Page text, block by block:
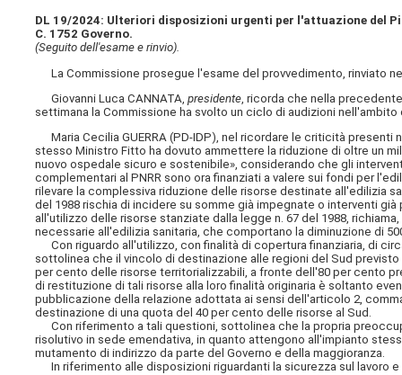
DL 19/2024: Ulteriori disposizioni urgenti per l'attuazione del
C. 1752 Governo.
(Seguito dell'esame e rinvio).
La Commissione prosegue l'esame del provvedimento, rinviato
Giovanni Luca CANNATA,presidente , ricorda che nella
settimana la Commissione ha svolto un ciclo di audizioni
Maria Cecilia GUERRA (PD-IDP), nel ricordare le criticità
stesso Ministro Fitto ha dovuto ammettere la riduzione di oltre un
nuovo ospedale sicuro e sostenibile», considerando che gli
complementari al PNRR sono ora finanziati a valere sui fondi per
rilevare la complessiva riduzione delle risorse destinate all'edilizia
del 1988 rischia di incidere su somme già impegnate o interventi
all'utilizzo delle risorse stanziate dalla legge n. 67 del 1988,
necessarie all'edilizia sanitaria, che comportano la diminuzione di
Con riguardo all'utilizzo, con finalità di copertura finanziaria, di
sottolinea che il vincolo di destinazione alle regioni del Sud
per cento delle risorse territorializzabili, a fronte dell'80 per cento
di restituzione di tali risorse alla loro finalità originaria è soltanto
pubblicazione della relazione adottata ai sensi dell'articolo 2,
destinazione di una quota del 40 per cento delle risorse al Sud.
Con riferimento a tali questioni, sottolinea che la propria
risolutivo in sede emendativa, in quanto attengono all'impianto
mutamento di indirizzo da parte del Governo e della maggioranza.
In riferimento alle disposizioni riguardanti la sicurezza sul lavoro